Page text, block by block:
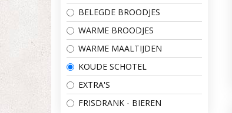
BELEGDE BROODJES
WARME BROODJES
WARME MAALTIJDEN
KOUDE SCHOTEL
EXTRA'S
FRISDRANK - BIEREN